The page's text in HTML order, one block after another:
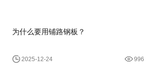
为什么要用铺路钢板？
2025-12-24 996